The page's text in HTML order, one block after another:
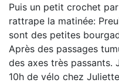
Puis un petit crochet
rattrape la matinée:
sont des petites
Après des passages
des axes très passants.
10h de vélo chez